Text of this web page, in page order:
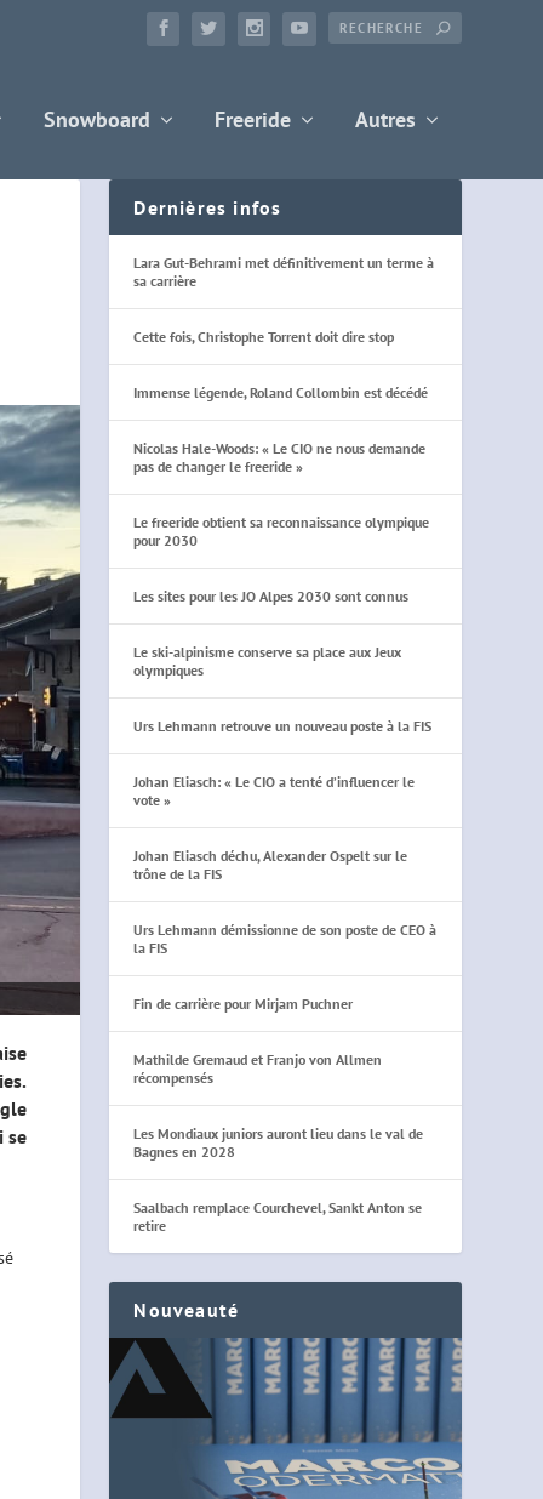
Snowboard Freeride Autres
se
Dernières infos
Lara Gut-Behrami met définitivement un terme à
sa carrière
Cette fois, Christophe Torrent doit dire stop
Immense légende, Roland Collombin est décédé
Nicolas Hale-Woods: « Le CIO ne nous demande
pas de changer le freeride »
Le freeride obtient sa reconnaissance olympique
pour 2030
Les sites pour les JO Alpes 2030 sont connus
Le ski-alpinisme conserve sa place aux Jeux
olympiques
Urs Lehmann retrouve un nouveau poste à la FIS
Johan Eliasch: « Le CIO a tenté d’influencer le
vote »
Johan Eliasch déchu, Alexander Ospelt sur le
trône de la FIS
Urs Lehmann démissionne de son poste de CEO à
la FIS
Fin de carrière pour Mirjam Puchner
Mathilde Gremaud et Franjo von Allmen
récompensés
Les Mondiaux juniors auront lieu dans le val de
Bagnes en 2028
Saalbach remplace Courchevel, Sankt Anton se
retire
Nouveauté